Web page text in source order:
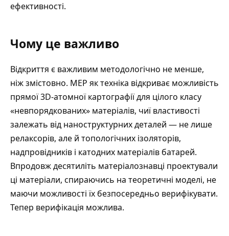
ефективності.
Чому це важливо
Відкриття є важливим методологічно не менше,
ніж змістовно. MEP як техніка відкриває можливість
прямої 3D-атомної картографії для цілого класу
«невпорядкованих» матеріалів, чиї властивості
залежать від наноструктурних деталей — не лише
релаксорів, але й топологічних ізоляторів,
надпровідників і катодних матеріалів батарей.
Впродовж десятиліть матеріалознавці проектували
ці матеріали, спираючись на теоретичні моделі, не
маючи можливості їх безпосередньо верифікувати.
Тепер верифікація можлива.